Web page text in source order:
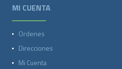
MI CUENTA
Ordenes
Direcciones
Mi Cuenta